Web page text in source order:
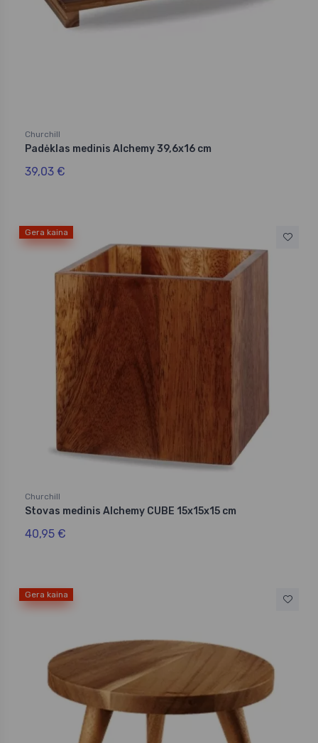
Churchill
Padėklas medinis Alchemy 39,6x16 cm
39,03 €
Gera kaina
Churchill
Stovas medinis Alchemy CUBE 15x15x15 cm
40,95 €
Gera kaina